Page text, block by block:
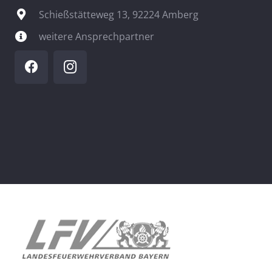
Schießstätteweg 13, 92224 Amberg
weitere Ansprechpartner